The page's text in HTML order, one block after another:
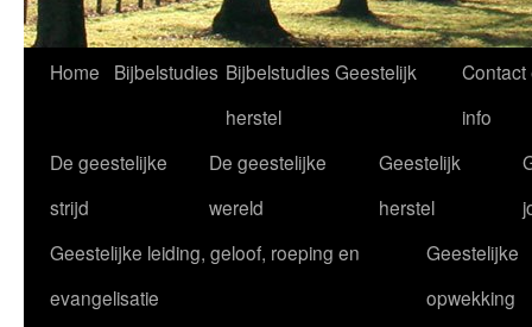
Home Bijbelstudies Bijbelstudies Geestelijk
herstel
Contact
info
De geestelijke
strijd
De geestelijke
wereld
Geestelijk
herstel
Geestelijke leiding, geloof, roeping en
evangelisatie
Geestelijke
opwekking